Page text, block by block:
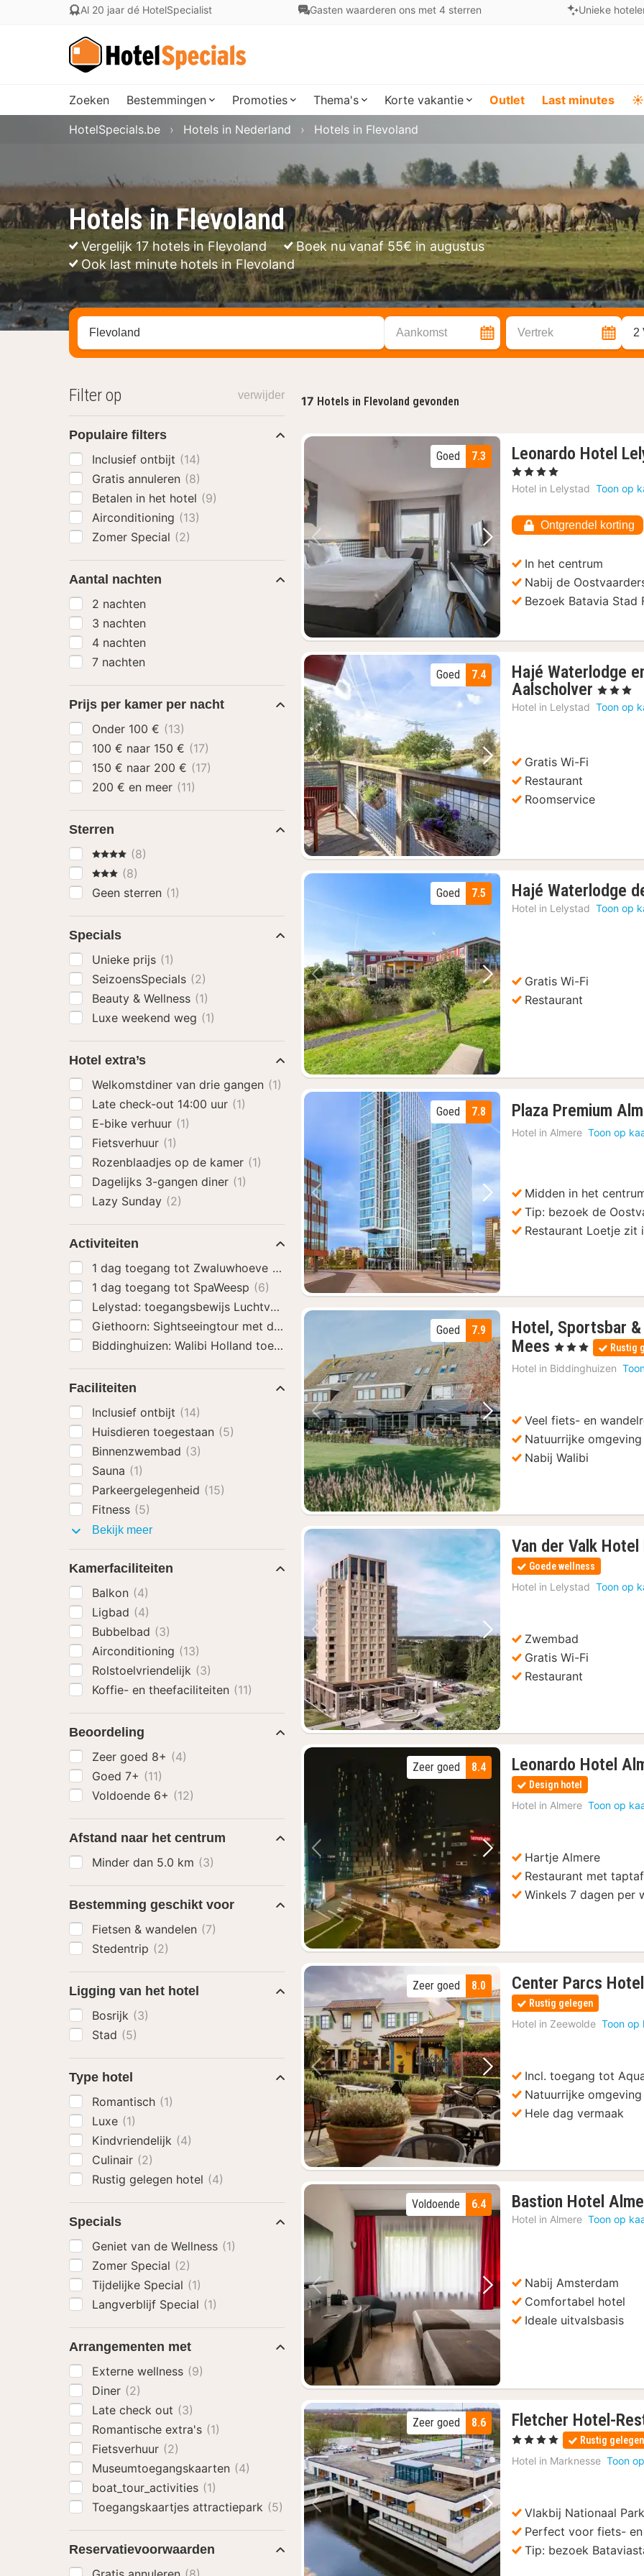
Al 20 jaar dé HotelSpecialist Gasten waarderen ons met 4 sterren Unieke
Zoeken Bestemmingen Promoties Thema's Korte vakantie Outlet Last minutes ☀️
Hotels in Flevoland
Vergelijk 17 hotels in Flevoland
Boek nu vanaf 55€ in augustus
Ook last minute hotels in Flevoland
HotelSpecials.be Hotels in Nederland Hotels in Flevoland
Zoek op hotel, regio of stad Aankomst Vertrek 2
17 Hotels in Flevoland gevonden
Vorige foto Volgende foto
7.3
Goed Leonardo Hotel
, 4 Sterren
Hotel in Lelystad Toon op
Ontgrendel korting
In het centrum
Nabij de
Bezoek Batavia Stad
Vorige foto Volgende foto
7.4
Goed
Hajé Waterlodge
Aalscholver 1
nacht
, 3 Sterren
Hotel in Lelystad Toon op
Gratis Wi-Fi
Restaurant
Roomservice
Vorige foto Volgende foto
7.5
Goed Hajé Waterlodge
Hotel in Lelystad Toon op
Gratis Wi-Fi
Restaurant
Vorige foto Volgende foto
7.8
Goed Plaza Premium
Hotel in Almere Toon op
Midden in het
Tip: bezoek de
Restaurant Loetje zit
Vorige foto Volgende foto
7.9
Goed
Hotel, Sportsbar
Mees 1
nacht
vanaf
€
, 3 Sterren Rustig
Hotel in Biddinghuizen
Veel fiets- en
Natuurrijke omgeving
Nabij Walibi
Vorige foto Volgende foto
Van der Valk Hotel
Goede wellness
Hotel in Lelystad Toon op
Zwembad
Gratis Wi-Fi
Restaurant
Vorige foto Volgende foto
8.4
Zeer goed Leonardo Hotel
Design hotel
Hotel in Almere Toon op
Hartje Almere
Restaurant met
Winkels 7 dagen per
Vorige foto Volgende foto
8.0
Zeer goed Center Parcs
Rustig gelegen
Hotel in Zeewolde Toon op
Incl. toegang tot
Natuurrijke omgeving
Hele dag vermaak
Vorige foto Volgende foto
6.4
Voldoende Bastion Hotel
Hotel in Almere Toon op
Nabij Amsterdam
Comfortabel hotel
Ideale uitvalsbasis
Vorige foto Volgende foto
8.6
Zeer goed Fletcher Hotel-
, 4 Sterren Rustig gelegen
Hotel in Marknesse Toon
Vlakbij Nationaal
Perfect voor fiets-
Tip: bezoek
Filter op verwijder
Populaire filters
Inclusief ontbijt (14)
Gratis annuleren (8)
Betalen in het hotel (9)
Airconditioning (13)
Zomer Special (2)
Aantal nachten
2 nachten
3 nachten
4 nachten
7 nachten
Prijs per kamer per nacht
Onder 100 € (13)
100 € naar 150 € (17)
150 € naar 200 € (17)
200 € en meer (11)
Sterren
4 Sterren
(8)
3 Sterren
(8)
Geen sterren (1)
Specials
Unieke prijs (1)
SeizoensSpecials (2)
Beauty & Wellness (1)
Luxe weekend weg (1)
Hotel extra’s
Welkomstdiner van drie gangen (1)
Late check-out 14:00 uur (1)
E-bike verhuur (1)
Fietsverhuur (1)
Rozenblaadjes op de kamer (1)
Dagelijks 3-gangen diner (1)
Lazy Sunday (2)
Activiteiten
1 dag toegang tot Zwaluwhoeve (3)
1 dag toegang tot SpaWeesp (6)
Lelystad: toegangsbewijs Luchtvaartmuseum Aviodrome(4)
Giethoorn: Sightseeingtour met de rondvaartboot
Biddinghuizen: Walibi Holland toegangsbewijs
Faciliteiten
Inclusief ontbijt (14)
Huisdieren toegestaan (5)
Binnenzwembad (3)
Sauna (1)
Parkeergelegenheid (15)
Fitness (5)
Bekijk meerFaciliteiten
Kamerfaciliteiten
Balkon (4)
Ligbad (4)
Bubbelbad (3)
Airconditioning (13)
Rolstoelvriendelijk (3)
Koffie- en theefaciliteiten (11)
Beoordeling
Zeer goed 8+ (4)
Goed 7+ (11)
Voldoende 6+ (12)
Afstand naar het centrum
Minder dan 5.0 km (3)
Bestemming geschikt voor
Fietsen & wandelen (7)
Stedentrip (2)
Ligging van het hotel
Bosrijk (3)
Stad (5)
Type hotel
Romantisch (1)
Luxe (1)
Kindvriendelijk (4)
Culinair (2)
Rustig gelegen hotel (4)
Specials
Geniet van de Wellness (1)
Zomer Special (2)
Tijdelijke Special (1)
Langverblijf Special (1)
Arrangementen met
Externe wellness (9)
Diner (2)
Late check out (3)
Romantische extra's (1)
Fietsverhuur (2)
Museumtoegangskaarten (4)
boat_tour_activities (1)
Toegangskaartjes attractiepark (5)
Reservatievoorwaarden